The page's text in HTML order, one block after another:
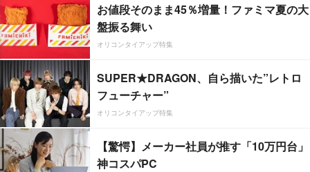
お値段そのまま45％増量！ファミマ夏の大
盤振る舞い
オリコンタイアップ特集
SUPER★DRAGON、自ら描いた”レトロ
フューチャー”
オリコンタイアップ特集
【驚愕】メーカー社員が推す「10万円台」
神コスパPC